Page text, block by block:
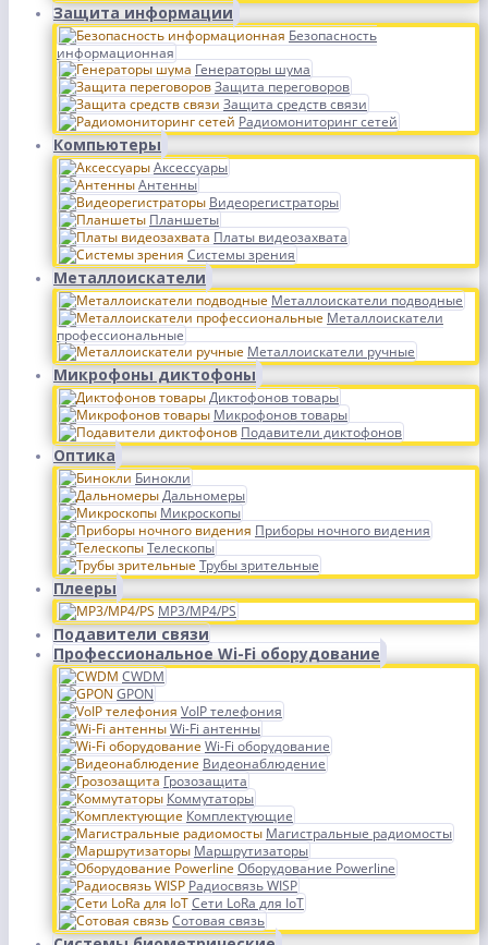
Защита информации
Безопасность
информационная
Генераторы шума
Защита переговоров
Защита средств связи
Радиомониторинг сетей
Компьютеры
Аксессуары
Антенны
Видеорегистраторы
Планшеты
Платы видеозахвата
Системы зрения
Металлоискатели
Металлоискатели подводные
Металлоискатели
профессиональные
Металлоискатели ручные
Микрофоны диктофоны
Диктофонов товары
Микрофонов товары
Подавители диктофонов
Оптика
Бинокли
Дальномеры
Микроскопы
Приборы ночного видения
Телескопы
Трубы зрительные
Плееры
MP3/MP4/PS
Подавители связи
Профессиональное Wi-Fi оборудование
CWDM
GPON
VoIP телефония
Wi-Fi антенны
Wi-Fi оборудование
Видеонаблюдение
Грозозащита
Коммутаторы
Комплектующие
Магистральные радиомосты
Маршрутизаторы
Оборудование Powerline
Радиосвязь WISP
Сети LoRa для IoT
Сотовая связь